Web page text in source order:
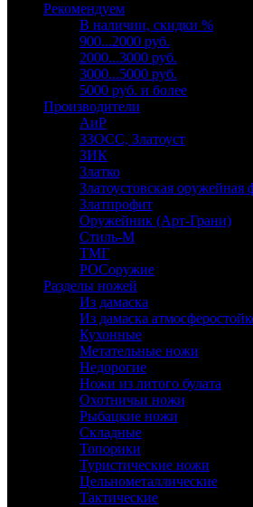
Рекомендуем
В наличии, скидки %
900...2000 руб.
2000...3000 руб.
3000...5000 руб.
5000 руб. и более
Производители
АиР
ЗЗОСС, Златоуст
ЗИК
Златко
Златоустовская оружейная
Златпрофит
Оружейник (Арт-Грани)
Стиль-М
ТМГ
РОСоружие
Разделы ножей
Из дамаска
Из дамаска
Кухонные
Метательные ножи
Недорогие
Ножи из литого булата
Охотничьи ножи
Рыбацкие ножи
Складные
Топорики
Туристические ножи
Цельнометаллические
Тактические